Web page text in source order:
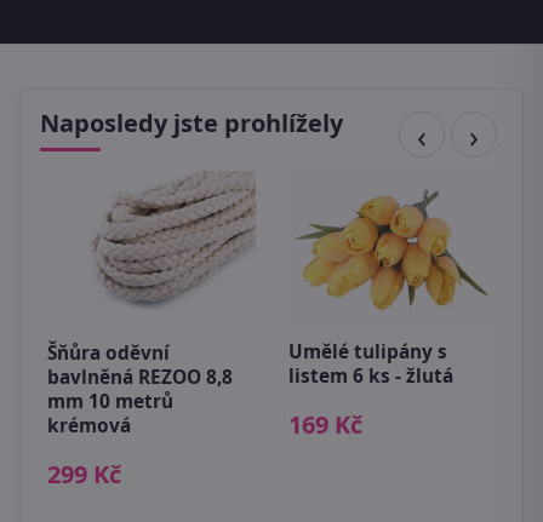
Naposledy jste prohlížely
Šňůra oděvní
bavlněná REZOO 8,8
mm 10 metrů
krémová
299 Kč
Umělé tulipány s
listem 6 ks - žlutá
169 Kč